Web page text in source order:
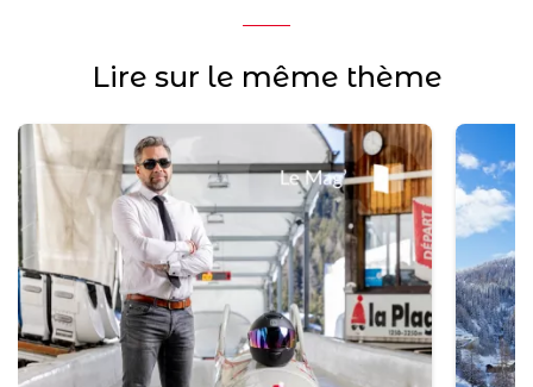
Lire sur le même thème